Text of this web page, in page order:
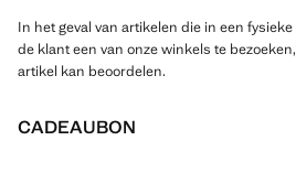
In het geval van artikelen die in een
de klant een van onze winkels te
artikel kan beoordelen.
CADEAUBON